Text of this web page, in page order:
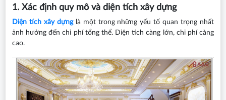
1. Xác định quy mô và diện tích xây dựng
Diện tích xây dựnglà một trong những yếu tố quan trọng nhất
ảnh hưởng đến chi phí tổng thể. Diện tích càng lớn, chi phí càng
cao.